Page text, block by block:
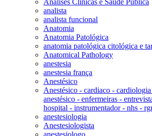
analista
analista funcional
Anatomia
Anatomia Patológica
anatomia patológica citológica e
Anatomical Pathology
anestesia
anestesia frança
Anestésico
Anestésico - cardiaco -
anestésico - enfermeiras -
hospital - instrumentador - nhs -
anestesiologia
Anestesiologista
anestesiologo